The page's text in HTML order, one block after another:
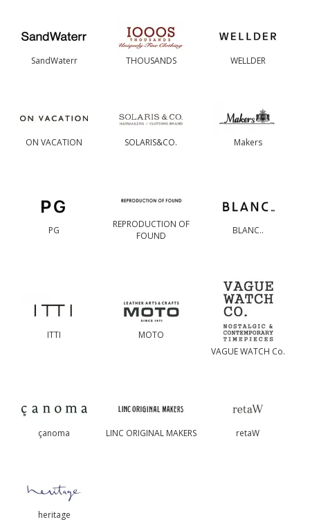
SandWaterr THOUSANDS WELLDER
ON VACATION SOLARIS&CO. Makers
PG
REPRODUCTION OF
FOUND
BLANC..
ITTI
MOTO
VAGUE WATCH Co.
çanoma LINC ORIGINAL MAKERS retaW
heritage